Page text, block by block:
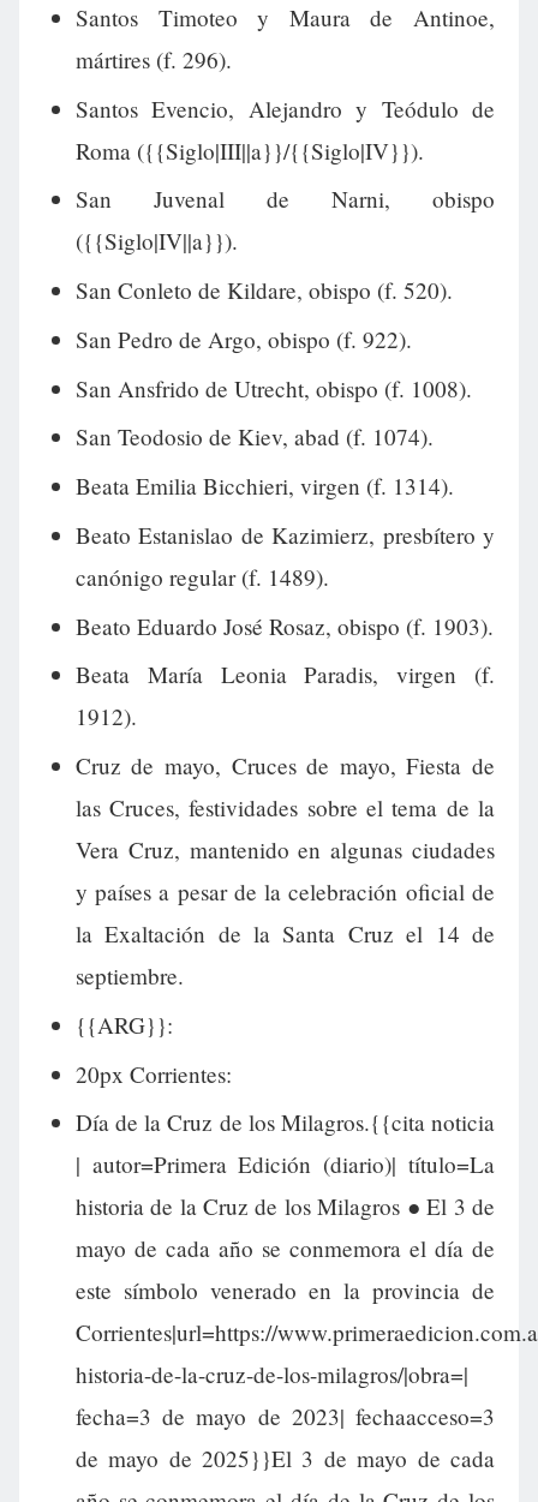
Santos Timoteo y Maura de Antinoe,
mártires (f. 296).
Santos Evencio, Alejandro y Teódulo de
Roma ({{Siglo|III||a}}/{{Siglo|IV}}).
San Juvenal de Narni, obispo
({{Siglo|IV||a}}).
San Conleto de Kildare, obispo (f. 520).
San Pedro de Argo, obispo (f. 922).
San Ansfrido de Utrecht, obispo (f. 1008).
San Teodosio de Kiev, abad (f. 1074).
Beata Emilia Bicchieri, virgen (f. 1314).
Beato Estanislao de Kazimierz, presbítero y
canónigo regular (f. 1489).
Beato Eduardo José Rosaz, obispo (f. 1903).
Beata María Leonia Paradis, virgen (f.
1912).
Cruz de mayo, Cruces de mayo, Fiesta de
las Cruces, festividades sobre el tema de la
Vera Cruz, mantenido en algunas ciudades
y países a pesar de la celebración oficial de
la Exaltación de la Santa Cruz el 14 de
septiembre.
{{ARG}}:
20px Corrientes:
Día de la Cruz de los Milagros.{{cita noticia
| autor=Primera Edición (diario)| título=La
historia de la Cruz de los Milagros ● El 3 de
mayo de cada año se conmemora el día de
este símbolo venerado en la provincia de
Corrientes|url=https://
historia-de-la-cruz-de-los-milagros/|obra=|
fecha=3 de mayo de 2023| fechaacceso=3
de mayo de 2025}}El 3 de mayo de cada